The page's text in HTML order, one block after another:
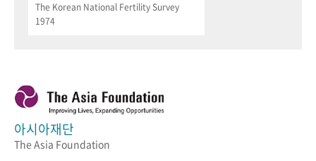
The Korean National Fertility Survey
1974
아시아재단
The Asia Foundation